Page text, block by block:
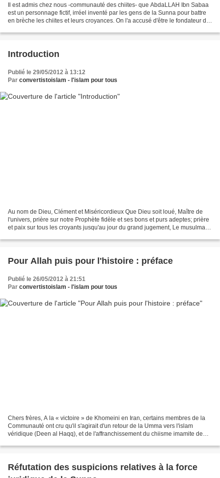
Il est admis chez nous -communauté des chiites- que AbdaLLAH Ibn Sabaa
est un personnage fictif, irréel inventé par les gens de la Sunna pour battre
en brèche les chiites et leurs croyances. On l'a accusé d'être le fondateur du
Introduction
Publié le 29/05/2012 à 13:12
Par convertistoislam - l'islam pour tous
Au nom de Dieu, Clément et Miséricordieux Que Dieu soit loué, Maître de
l'univers, prière sur notre Prophète fidèle et ses bons et purs adeptes; prière
et paix sur tous les croyants jusqu'au jour du grand jugement, Le musulman
Pour Allah puis pour l'histoire : préface
Publié le 26/05/2012 à 21:51
Par convertistoislam - l'islam pour tous
Chers frères, A la « victoire » de Khomeini en Iran, certains membres de la
Communauté ont cru qu'il s'agirait d'un retour de la Umma vers l'islam
véridique (Deen al Haqq), et de l'affranchissement du chiisme imamite de
Réfutation des suspicions relatives à la force